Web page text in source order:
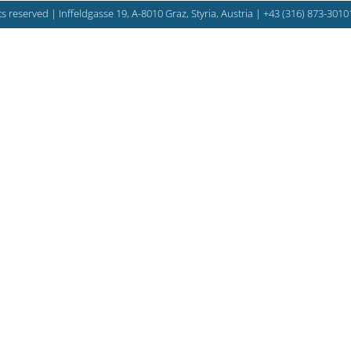
reserved | Inffeldgasse 19, A-8010 Graz, Styria, Austria | +43 (316) 873-